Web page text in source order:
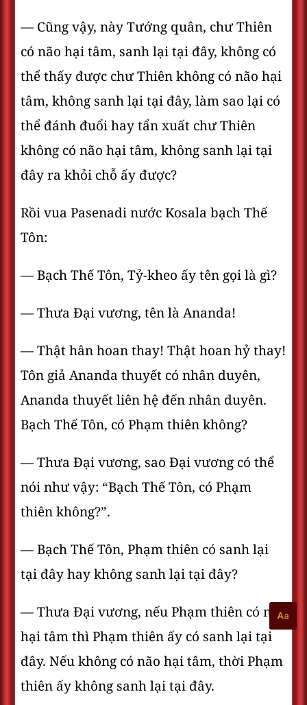
— Cũng vậy, này Tướng quân, chư Thiên
có não hại tâm, sanh lại tại đây, không có
thể thấy được chư Thiên không có não hại
tâm, không sanh lại tại đây, làm sao lại có
thể đánh đuổi hay tẩn xuất chư Thiên
không có não hại tâm, không sanh lại tại
đây ra khỏi chỗ ấy được?
Rồi vua Pasenadi nước Kosala bạch Thế
Tôn:
— Bạch Thế Tôn, Tỷ-kheo ấy tên gọi là gì?
— Thưa Ðại vương, tên là Ananda!
— Thật hân hoan thay! Thật hoan hỷ thay!
Tôn giả Ananda thuyết có nhân duyên,
Ananda thuyết liên hệ đến nhân duyên.
Bạch Thế Tôn, có Phạm thiên không?
— Thưa Ðại vương, sao Ðại vương có thể
nói như vậy: “Bạch Thế Tôn, có Phạm
thiên không?”.
— Bạch Thế Tôn, Phạm thiên có sanh lại
tại đây hay không sanh lại tại đây?
— Thưa Ðại vương, nếu Phạm thiên có não
hại tâm thì Phạm thiên ấy có sanh lại tại
đây. Nếu không có não hại tâm, thời Phạm
thiên ấy không sanh lại tại đây.